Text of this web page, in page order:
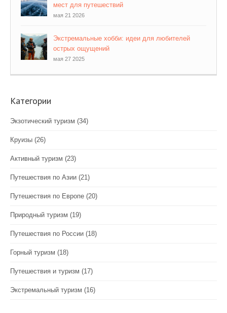
мест для путешествий
мая 21 2026
Экстремальные хобби: идеи для любителей
острых ощущений
мая 27 2025
Категории
Экзотический туризм (34)
Круизы (26)
Активный туризм (23)
Путешествия по Азии (21)
Путешествия по Европе (20)
Природный туризм (19)
Путешествия по России (18)
Горный туризм (18)
Путешествия и туризм (17)
Экстремальный туризм (16)